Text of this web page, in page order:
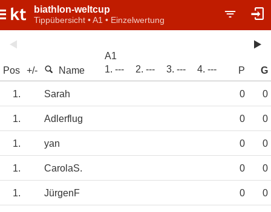
biathlon-weltcup
Tippübersicht • A1 • Einzelwertung
Pos +/- Name
A1
1. ---
2. --- 3. --- 4. --- P G
1. Sarah 0 0
1. Adlerflug 0 0
1. yan 0 0
1. CarolaS. 0 0
1. JürgenF 0 0